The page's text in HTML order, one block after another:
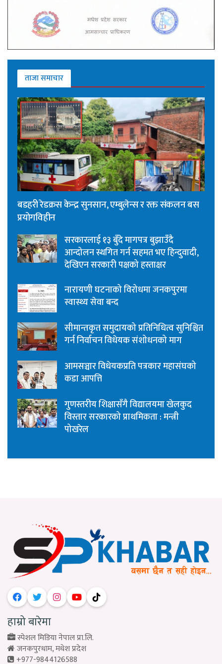
ताजा समाचार
बडहरी रेडक्रस केन्द्र सुनसान, एम्बुलेन्स र रक्त संकलन बस
प्रयोगविहीन
सरकारलाई १३ बुँदे मागपत्र बुझाउँदै
आन्दोलन स्थगित गर्न सहमत भए हिन्दुवादी,
देखिएन सरकारी पक्षको हस्ताक्षर
नारायणी घटनाको विरोधमा जनकपुरमा
स्वास्थ्य सेवा बन्द
सीमान्तकृत समुदायको प्रतिनिधित्व सुनिश्चित
गर्न निर्वाचन विधेयक संशोधनको माग
आमसञ्चार विधेयकप्रति पत्रकार महासंघको
कडा आपत्ति
गुणस्तरीय शिक्षासँगै विद्यालयमा खेलकुद
विस्तार सरकारको प्राथमिकता : मन्त्री
पोखरेल
हाम्रो बारेमा
स्पेशल मिडिया नेपाल प्रा.लि.
जनकपुरधाम, मधेश प्रदेश
+977-9844126588